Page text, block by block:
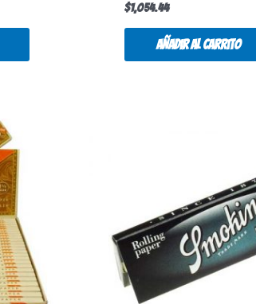
$1,054.44
Añadir al carrito